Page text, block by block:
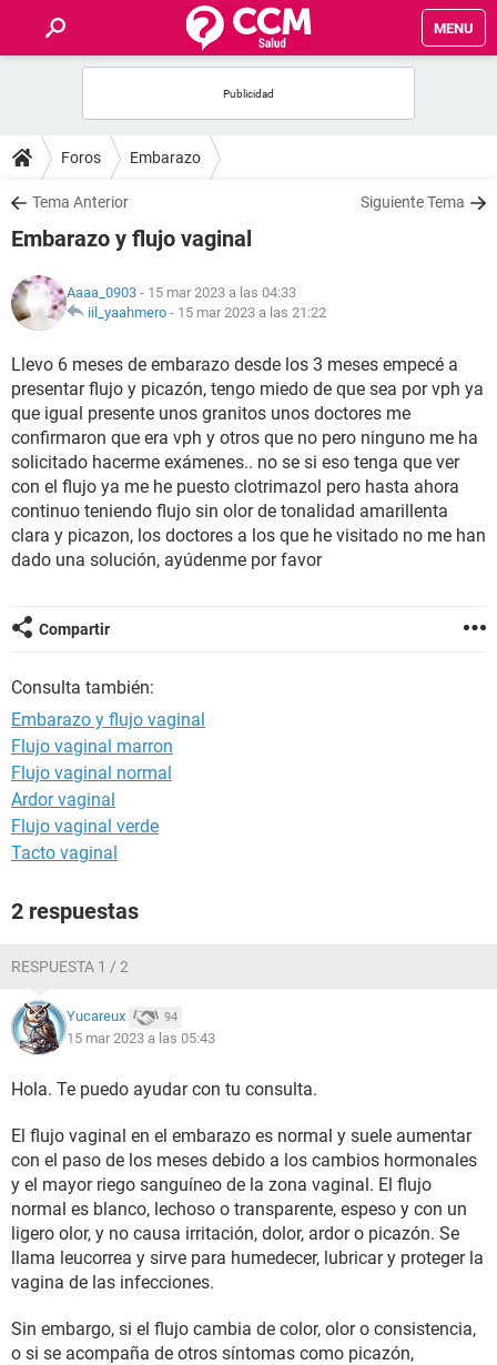
MENU
FOROS
SALUD
NUTRICIÓN
BIENESTAR
SEXUALIDAD
GLOSARIO
Foros Embarazo
Tema Anterior Siguiente Tema
Embarazo y flujo vaginal
Aaaa_0903 - 15 mar 2023 a las 04:33
iil_yaahmero - 15 mar 2023 a las 21:22
Llevo 6 meses de embarazo desde los 3 meses empecé a
presentar flujo y picazón, tengo miedo de que sea por vph ya
que igual presente unos granitos unos doctores me
confirmaron que era vph y otros que no pero ninguno me ha
solicitado hacerme exámenes.. no se si eso tenga que ver
con el flujo ya me he puesto clotrimazol pero hasta ahora
continuo teniendo flujo sin olor de tonalidad amarillenta
clara y picazon, los doctores a los que he visitado no me han
dado una solución, ayúdenme por favor
Compartir
Consulta también:
Embarazo y flujo vaginal
Flujo vaginal marron
Flujo vaginal normal
Ardor vaginal
Flujo vaginal verde
Tacto vaginal
2 respuestas
RESPUESTA 1 / 2
Yucareux 94
15 mar 2023 a las 05:43
Hola. Te puedo ayudar con tu consulta.
El flujo vaginal en el embarazo es normal y suele aumentar
con el paso de los meses debido a los cambios hormonales
y el mayor riego sanguíneo de la zona vaginal. El flujo
normal es blanco, lechoso o transparente, espeso y con un
ligero olor, y no causa irritación, dolor, ardor o picazón. Se
llama leucorrea y sirve para humedecer, lubricar y proteger la
vagina de las infecciones.
Sin embargo, si el flujo cambia de color, olor o consistencia,
o si se acompaña de otros síntomas como picazón,